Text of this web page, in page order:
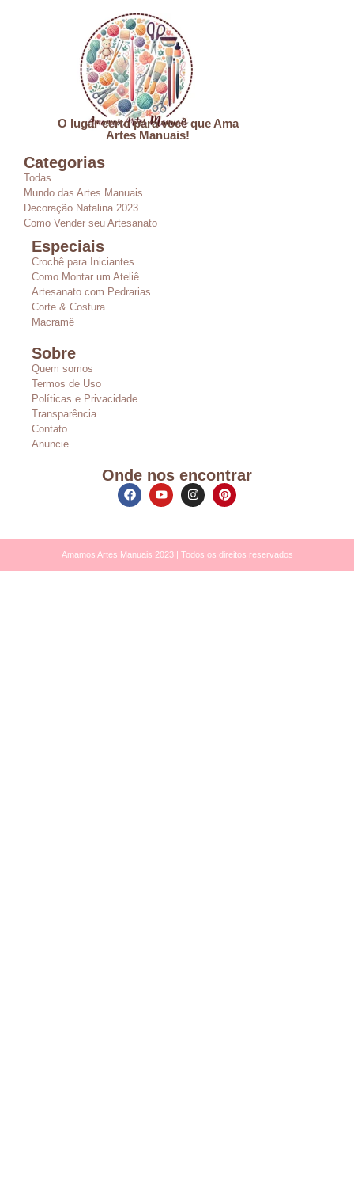
O lugar certo para você que Ama
Artes Manuais!
Categorias
Todas
Mundo das Artes Manuais
Decoração Natalina 2023
Como Vender seu Artesanato
Especiais
Crochê para Iniciantes
Como Montar um Ateliê
Artesanato com Pedrarias
Corte & Costura
Macramê
Sobre
Quem somos
Termos de Uso
Políticas e Privacidade
Transparência
Contato
Anuncie
Onde nos encontrar
Amamos Artes Manuais 2023 | Todos os direitos reservados